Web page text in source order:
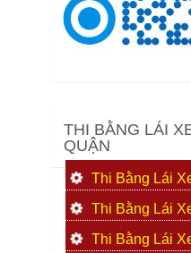
THI BẰNG LÁI
QUẬN
Thi Bằng Lái
Thi Bằng Lái
Thi Bằng Lái